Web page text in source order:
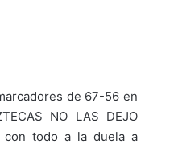
de 67-56 en
NO LAS DEJO
con todo a la duela a